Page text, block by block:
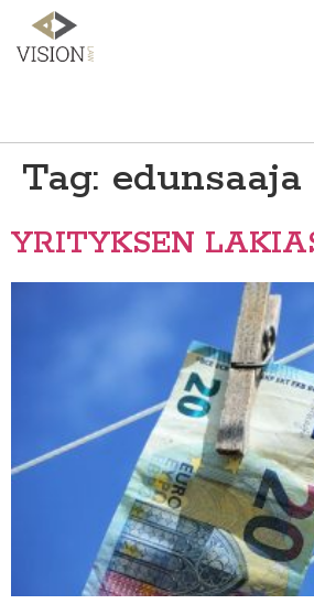
Tag: edunsaaja
YRITYKSEN